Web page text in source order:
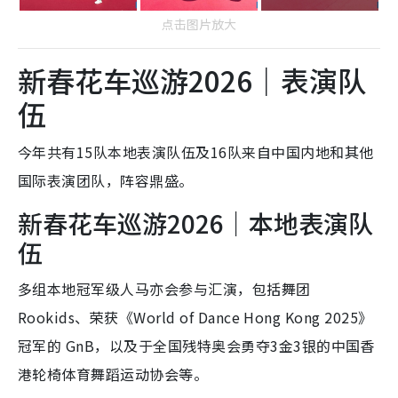
点击图片放大
新春花车巡游2026｜表演队
伍
今年共有15队本地表演队伍及16队来自中国内地和其他
国际表演团队，阵容鼎盛。
新春花车巡游2026｜本地表演队
伍
多组本地冠军级人马亦会参与汇演，包括舞团
Rookids、荣获《World of Dance Hong Kong 2025》
冠军的 GnB，以及于全国残特奥会勇夺3金3银的中国香
港轮椅体育舞蹈运动协会等。